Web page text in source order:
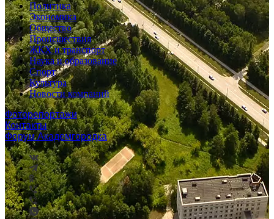
Политика
Экономика
Общество
Происшествия
ЖКХ и транспорт
Наука и образование
Спорт
Культура
Новости компаний
Фоторепортажи
Контакты
Форум Академгородка